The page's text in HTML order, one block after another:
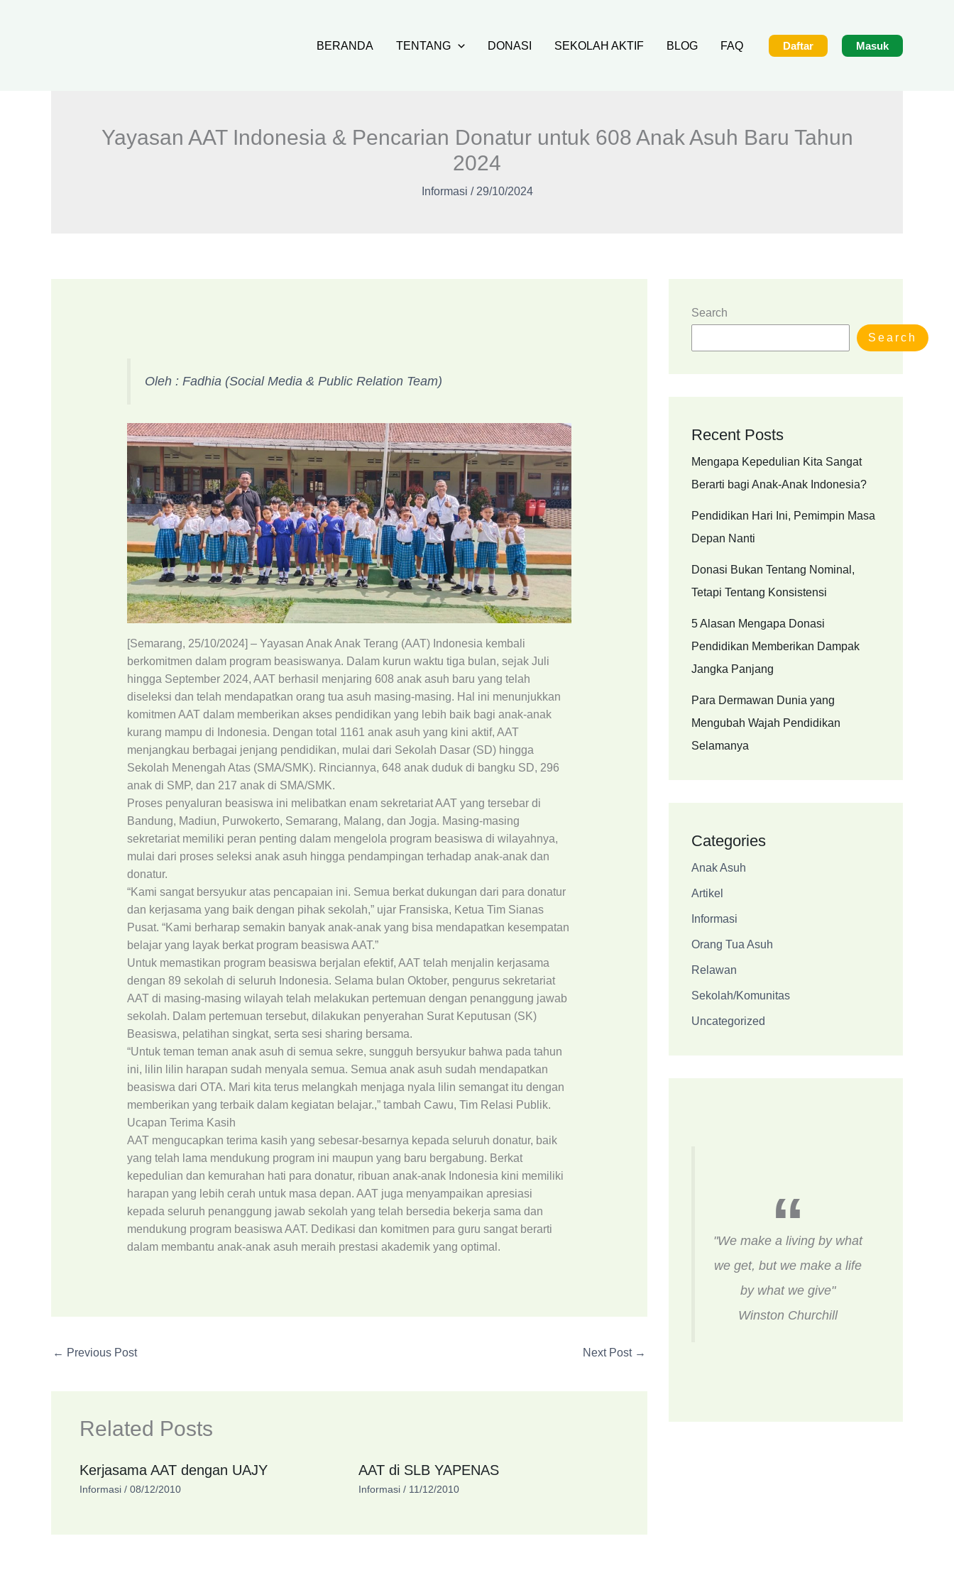
BERANDA TENTANG DONASI SEKOLAH AKTIF BLOG FAQ Daftar Masuk
Yayasan AAT Indonesia & Pencarian Donatur untuk 608 Anak Asuh Baru Tahun
2024
Informasi / 29/10/2024
Oleh : Fadhia (Social Media & Public Relation Team)
[Semarang, 25/10/2024] – Yayasan Anak Anak Terang (AAT) Indonesia kembali
berkomitmen dalam program beasiswanya. Dalam kurun waktu tiga bulan, sejak Juli
hingga September 2024, AAT berhasil menjaring 608 anak asuh baru yang telah
diseleksi dan telah mendapatkan orang tua asuh masing-masing. Hal ini menunjukkan
komitmen AAT dalam memberikan akses pendidikan yang lebih baik bagi anak-anak
kurang mampu di Indonesia. Dengan total 1161 anak asuh yang kini aktif, AAT
menjangkau berbagai jenjang pendidikan, mulai dari Sekolah Dasar (SD) hingga
Sekolah Menengah Atas (SMA/SMK). Rinciannya, 648 anak duduk di bangku SD, 296
anak di SMP, dan 217 anak di SMA/SMK.
Proses penyaluran beasiswa ini melibatkan enam sekretariat AAT yang tersebar di
Bandung, Madiun, Purwokerto, Semarang, Malang, dan Jogja. Masing-masing
sekretariat memiliki peran penting dalam mengelola program beasiswa di wilayahnya,
mulai dari proses seleksi anak asuh hingga pendampingan terhadap anak-anak dan
donatur.
“Kami sangat bersyukur atas pencapaian ini. Semua berkat dukungan dari para donatur
dan kerjasama yang baik dengan pihak sekolah,” ujar Fransiska, Ketua Tim Sianas
Pusat. “Kami berharap semakin banyak anak-anak yang bisa mendapatkan kesempatan
belajar yang layak berkat program beasiswa AAT.”
Untuk memastikan program beasiswa berjalan efektif, AAT telah menjalin kerjasama
dengan 89 sekolah di seluruh Indonesia. Selama bulan Oktober, pengurus sekretariat
AAT di masing-masing wilayah telah melakukan pertemuan dengan penanggung jawab
sekolah. Dalam pertemuan tersebut, dilakukan penyerahan Surat Keputusan (SK)
Beasiswa, pelatihan singkat, serta sesi sharing bersama.
“Untuk teman teman anak asuh di semua sekre, sungguh bersyukur bahwa pada tahun
ini, lilin lilin harapan sudah menyala semua. Semua anak asuh sudah mendapatkan
beasiswa dari OTA. Mari kita terus melangkah menjaga nyala lilin semangat itu dengan
memberikan yang terbaik dalam kegiatan belajar.,” tambah Cawu, Tim Relasi Publik.
Ucapan Terima Kasih
AAT mengucapkan terima kasih yang sebesar-besarnya kepada seluruh donatur, baik
yang telah lama mendukung program ini maupun yang baru bergabung. Berkat
kepedulian dan kemurahan hati para donatur, ribuan anak-anak Indonesia kini memiliki
harapan yang lebih cerah untuk masa depan. AAT juga menyampaikan apresiasi
kepada seluruh penanggung jawab sekolah yang telah bersedia bekerja sama dan
mendukung program beasiswa AAT. Dedikasi dan komitmen para guru sangat berarti
dalam membantu anak-anak asuh meraih prestasi akademik yang optimal.
← Previous Post Next Post →
Related Posts
Kerjasama AAT dengan UAJY
Informasi / 08/12/2010
AAT di SLB YAPENAS
Informasi/ 11/12/2010
Search
Search
Recent Posts
Mengapa Kepedulian Kita Sangat
Berarti bagi Anak-Anak Indonesia?
Pendidikan Hari Ini, Pemimpin Masa
Depan Nanti
Donasi Bukan Tentang Nominal,
Tetapi Tentang Konsistensi
5 Alasan Mengapa Donasi
Pendidikan Memberikan Dampak
Jangka Panjang
Para Dermawan Dunia yang
Mengubah Wajah Pendidikan
Selamanya
Categories
Anak Asuh
Artikel
Informasi
Orang Tua Asuh
Relawan
Sekolah/Komunitas
Uncategorized
"We make a living by what
we get, but we make a life
by what we give"
Winston Churchill